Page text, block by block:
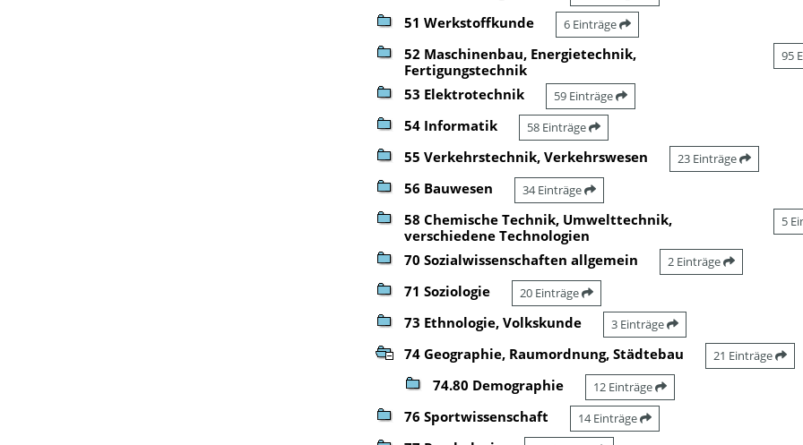
51 Werkstoffkunde 6 Einträge
52 Maschinenbau, Energietechnik,
Fertigungstechnik
95
53 Elektrotechnik 59 Einträge
54 Informatik 58 Einträge
55 Verkehrstechnik, Verkehrswesen 23 Einträge
56 Bauwesen 34 Einträge
58 Chemische Technik, Umwelttechnik,
verschiedene Technologien
5
70 Sozialwissenschaften allgemein 2 Einträge
71 Soziologie 20 Einträge
73 Ethnologie, Volkskunde 3 Einträge
74 Geographie, Raumordnung, Städtebau 21 Einträge
74.80 Demographie 12 Einträge
76 Sportwissenschaft 14 Einträge